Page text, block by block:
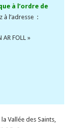
à l’ordre de
à l’adresse :
AR FOLL »
Vallée des Saints,